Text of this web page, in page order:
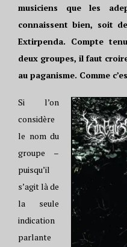
musiciens que les
connaissent bien, soit
Extirpenda. Compte
deux groupes, il faut
au paganisme. Comme
Si l’on
considère
le nom du
groupe –
puisqu’il
s’agit là de
la seule
indication
parlante